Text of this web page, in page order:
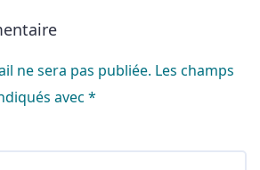
ne sera pas publiée. Les champs
avec *